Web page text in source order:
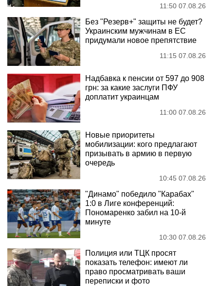
11:50 07.08.26
Без "Резерв+" защиты не будет?
Украинским мужчинам в ЕС
придумали новое препятствие
11:15 07.08.26
Надбавка к пенсии от 597 до 908
грн: за какие заслуги ПФУ
доплатит украинцам
11:00 07.08.26
Новые приоритеты
мобилизации: кого предлагают
призывать в армию в первую
очередь
10:45 07.08.26
"Динамо" победило "Карабах"
1:0 в Лиге конференций:
Пономаренко забил на 10-й
минуте
10:30 07.08.26
Полиция или ТЦК просят
показать телефон: имеют ли
право просматривать ваши
переписки и фото